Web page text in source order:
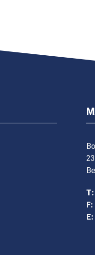
T:
F:
E: